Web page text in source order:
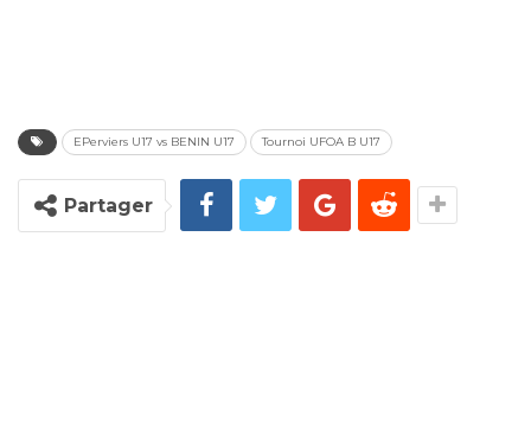
EPerviers U17 vs BENIN U17 Tournoi UFOA B U17
Partager